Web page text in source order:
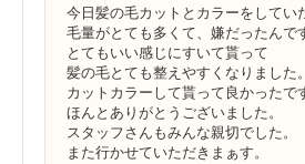
今日髪の毛カットとカラーをしてい
毛量がとても多くて、嫌だったんで
とてもいい感じにすいて貰って
髪の毛とても整えやすくなりました。
カットカラーして貰って良かったで
ほんとありがとうございました。
スタッフさんもみんな親切でした。
また行かせていただきまぁす。